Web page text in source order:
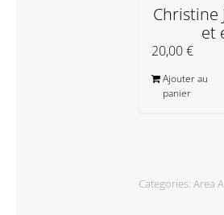
Christine
et
20,00€
Ajouter au
panier
Categories: Area